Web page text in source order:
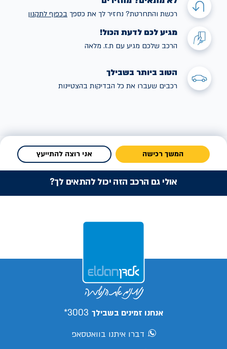
רכשת והתחרטת? נחזיר לך את כספך בכפוף לתקנון
מגיע לכם לדעת הכול!
הרכב שלכם מגיע עם ת.ז. מלאה
הטוב ביותר בשבילך
רכבים שעברו את כל הבדיקות בהצטיינות
המשך רכישה אני רוצה להתייעץ
אולי גם הרכב הזה יכול להתאים לך?
אנחנו זמינים בשבילך 3003*
דברו איתנו בוואטסאפ